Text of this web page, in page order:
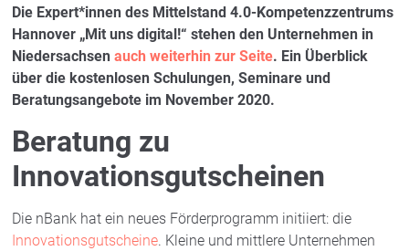
Die Expert*innen des Mittelstand 4.0-Kompetenzzentrums
Hannover „Mit uns digital!“ stehen den Unternehmen in
Niedersachsenauch weiterhin zur Seite. Ein Überblick
über die kostenlosen Schulungen, Seminare und
Beratungsangebote im November 2020.
Beratung zu
Innovationsgutscheinen
Die nBank hat ein neues Förderprogramm initiiert: die
Innovationsgutscheine. Kleine und mittlere Unternehmen